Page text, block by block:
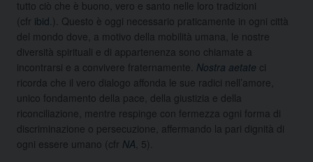
tutto ciò che è buono, vero e santo nelle loro tradizioni
(cfr ibid .). Questo è oggi necessario praticamente in ogni città
del mondo dove, a motivo della mobilità umana, le nostre
diversità spirituali e di appartenenza sono chiamate a
incontrarsi e a convivere fraternamente. Nostra aetate ci
ricorda che il vero dialogo affonda le sue radici nell’amore,
unico fondamento della pace, della giustizia e della
riconciliazione, mentre respinge con fermezza ogni forma di
discriminazione o persecuzione, affermando la pari dignità di
ogni essere umano (cfr NA , 5).